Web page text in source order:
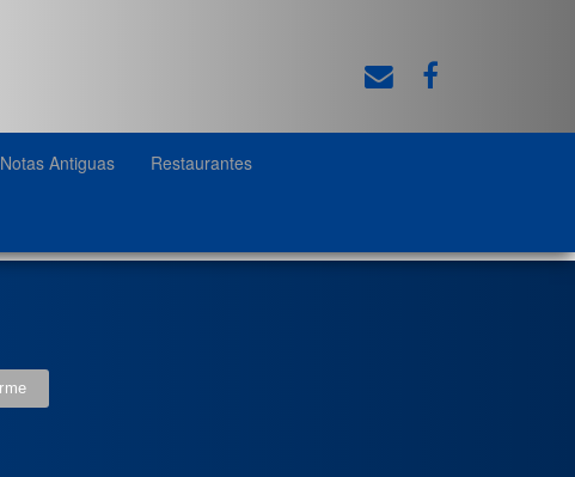
Notas Antiguas Restaurantes